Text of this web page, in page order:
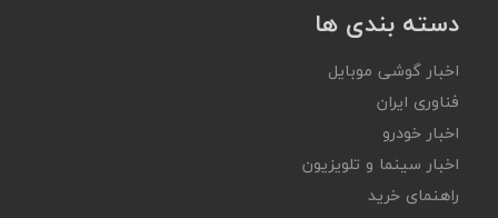
دسته بندی ها
اخبار گوشی موبایل
فناوری ایران
اخبار خودرو
اخبار سینما و تلویزیون
راهنمای خرید